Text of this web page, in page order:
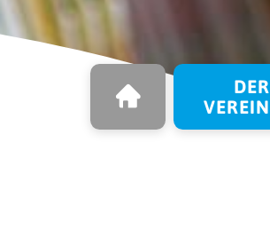
Navigation überspringen STARTSEITE
DER
VEREIN